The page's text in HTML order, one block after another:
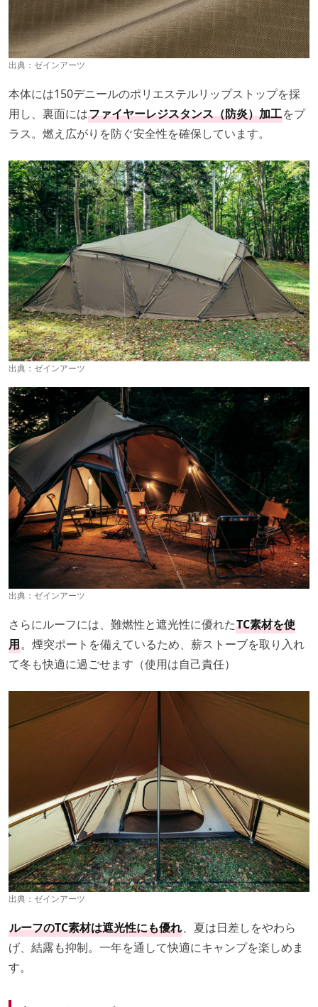
出典： ゼインアーツ
本体には150デニールのポリエステルリップストップを採
用し、裏面にはファイヤーレジスタンス（防炎）加工をプ
ラス。燃え広がりを防ぐ安全性を確保しています。
出典： ゼインアーツ
出典： ゼインアーツ
さらにルーフには、難燃性と遮光性に優れたTC素材を使
用。煙突ポートを備えているため、薪ストーブを取り入れ
て冬も快適に過ごせます（使用は自己責任）
出典： ゼインアーツ
ルーフのTC素材は遮光性にも優れ、夏は日差しをやわら
げ、結露も抑制。一年を通して快適にキャンプを楽しめま
す。